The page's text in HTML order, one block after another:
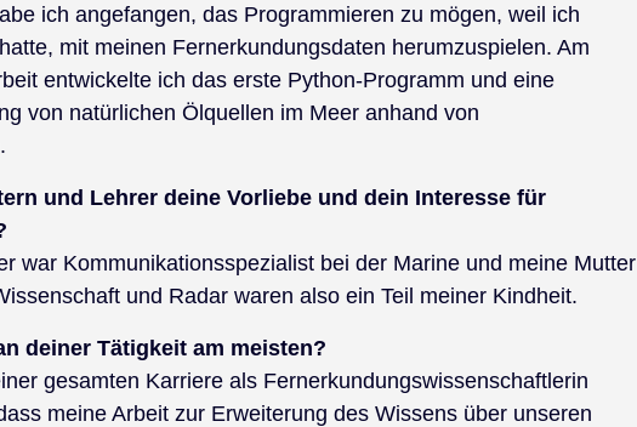
ich angefangen, das Programmieren zu mögen, weil ich
mit meinen Fernerkundungsdaten herumzuspielen. Am
entwickelte ich das erste Python-Programm und eine
von natürlichen Ölquellen im Meer anhand von
und Lehrer deine Vorliebe und dein Interesse für
war Kommunikationsspezialist bei der Marine und meine Mutter
und Radar waren also ein Teil meiner Kindheit.
deiner Tätigkeit am meisten?
gesamten Karriere als Fernerkundungswissenschaftlerin
meine Arbeit zur Erweiterung des Wissens über unseren